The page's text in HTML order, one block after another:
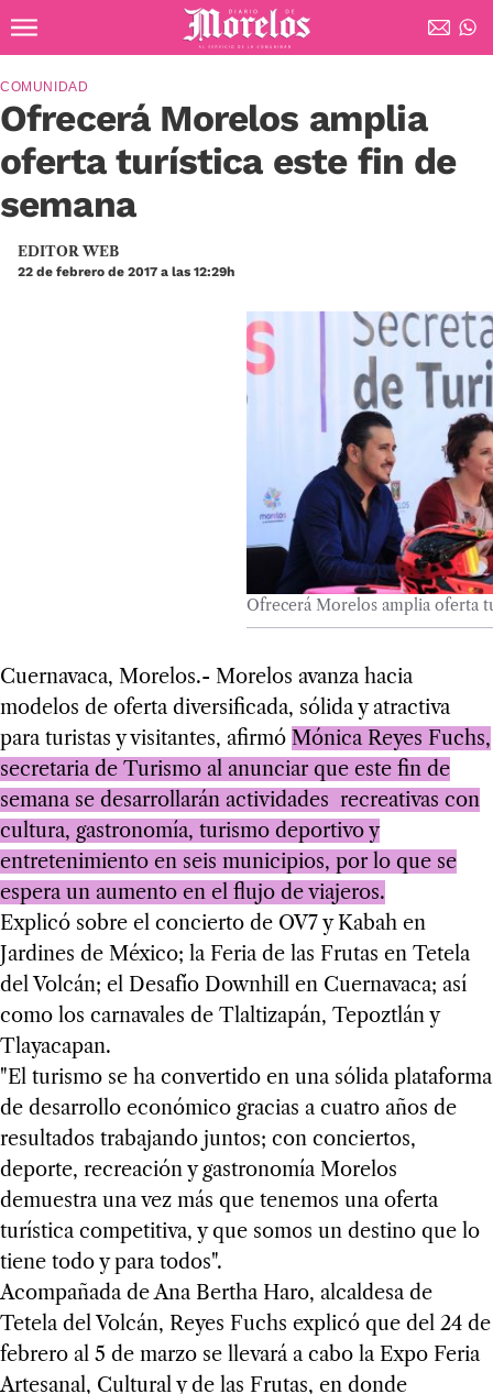
Diario de Morelos
Ofrecerá Morelos amplia
oferta turística este fin de
semana
COMUNIDAD
EDITOR WEB
22 de febrero de 2017 a las 12:29h
Ofrecerá Morelos amplia oferta
Cuernavaca, Morelos.- Morelos avanza hacia
modelos de oferta diversificada, sólida y atractiva
para turistas y visitantes, afirmó Mónica Reyes Fuchs,
secretaria de Turismo al anunciar que este fin de
semana se desarrollarán actividades recreativas con
cultura, gastronomía, turismo deportivo y
entretenimiento en seis municipios, por lo que se
espera un aumento en el flujo de viajeros.
Explicó sobre el concierto de OV7 y Kabah en
Jardines de México; la Feria de las Frutas en Tetela
del Volcán; el Desafío Downhill en Cuernavaca; así
como los carnavales de Tlaltizapán, Tepoztlán y
Tlayacapan.
"El turismo se ha convertido en una sólida plataforma
de desarrollo económico gracias a cuatro años de
resultados trabajando juntos; con conciertos,
deporte, recreación y gastronomía Morelos
demuestra una vez más que tenemos una oferta
turística competitiva, y que somos un destino que lo
tiene todo y para todos".
Acompañada de Ana Bertha Haro, alcaldesa de
Tetela del Volcán, Reyes Fuchs explicó que del 24 de
febrero al 5 de marzo se llevará a cabo la Expo Feria
Artesanal, Cultural y de las Frutas, en donde